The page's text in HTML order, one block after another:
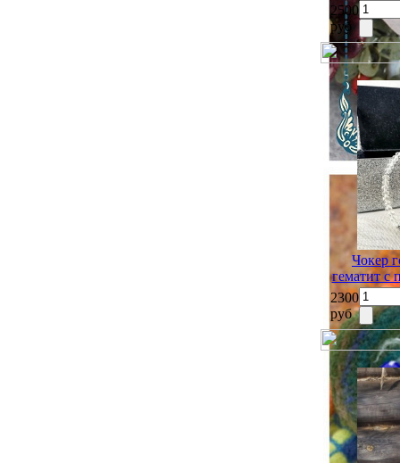
2500
руб
Чокер
гематит с
2300
руб